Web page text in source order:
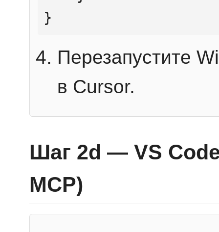
}
Перезапустите
в Cursor.
Шаг 2d — VS
MCP)